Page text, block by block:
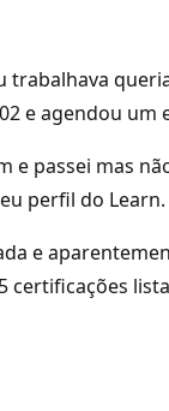
trabalhava
e agendou um
e passei mas
perfil do Learn.
e
certificações